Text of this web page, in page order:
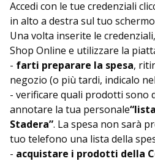
Accedi con le tue credenziali
in alto a destra sul tuo
Una volta inserite le
Shop Online e utilizzare la
- farti preparare la spesa,
negozio (o più tardi, indicalo
- verificare quali prodotti sono
annotare la tua personale
Stadera”. La spesa non sarà
tuo telefono una lista della
- acquistare i prodotti della